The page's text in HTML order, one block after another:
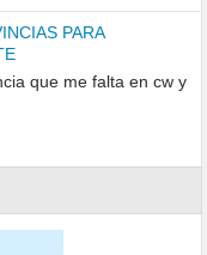
PARA
que me falta en cw y